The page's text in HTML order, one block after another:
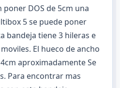
DOS de 5cm una
5 se puede poner
bandeja tiene 3 hileras e
El hueco de ancho
aproximadamente Se
Para encontrar mas